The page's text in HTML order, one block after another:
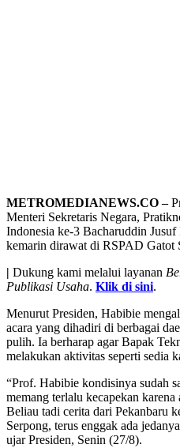
METROMEDIANEWS.CO –
Menteri Sekretaris Negara,
Indonesia ke-3 Bacharuddin
kemarin dirawat di RSPAD Gatot
| Dukung kami melalui layanan
Publikasi Usaha. Klik di sini.
Menurut Presiden, Habibie
acara yang dihadiri di berbagai
pulih. Ia berharap agar Bapak
melakukan aktivitas seperti sedia
“Prof. Habibie kondisinya sudah
memang terlalu kecapekan
Beliau tadi cerita dari Pekanbaru
Serpong, terus enggak ada
ujar Presiden, Senin (27/8).